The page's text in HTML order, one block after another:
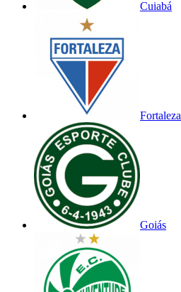
Cuiabá
Fortaleza
Goiás